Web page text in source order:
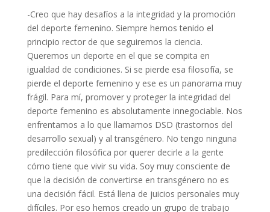
-Creo que hay desafíos a la integridad y la promoción
del deporte femenino. Siempre hemos tenido el
principio rector de que seguiremos la ciencia.
Queremos un deporte en el que se compita en
igualdad de condiciones. Si se pierde esa filosofía, se
pierde el deporte femenino y ese es un panorama muy
frágil. Para mí, promover y proteger la integridad del
deporte femenino es absolutamente innegociable. Nos
enfrentamos a lo que llamamos DSD (trastornos del
desarrollo sexual) y al transgénero. No tengo ninguna
predilección filosófica por querer decirle a la gente
cómo tiene que vivir su vida. Soy muy consciente de
que la decisión de convertirse en transgénero no es
una decisión fácil. Está llena de juicios personales muy
difíciles. Por eso hemos creado un grupo de trabajo